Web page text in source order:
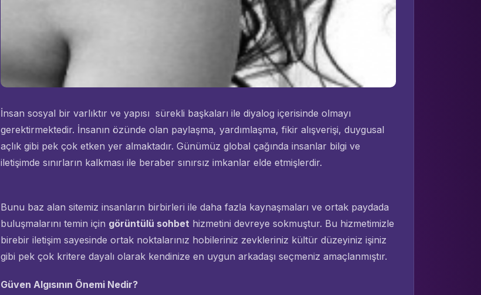
İnsan sosyal bir varlıktır ve yapısı sürekli başkaları ile diyalog içerisinde olmayı
gerektirmektedir. İnsanın özünde olan paylaşma, yardımlaşma, fikir alışverişi, duygusal
açlık gibi pek çok etken yer almaktadır. Günümüz global çağında insanlar bilgi ve
iletişimde sınırların kalkması ile beraber sınırsız imkanlar elde etmişlerdir.
Bunu baz alan sitemiz insanların birbirleri ile daha fazla kaynaşmaları ve ortak paydada
buluşmalarını temin için görüntülü sohbet hizmetini devreye sokmuştur. Bu hizmetimizle
birebir iletişim sayesinde ortak noktalarınız hobileriniz zevkleriniz kültür düzeyiniz işiniz
gibi pek çok kritere dayalı olarak kendinize en uygun arkadaşı seçmeniz amaçlanmıştır.
Güven Algısının Önemi Nedir?